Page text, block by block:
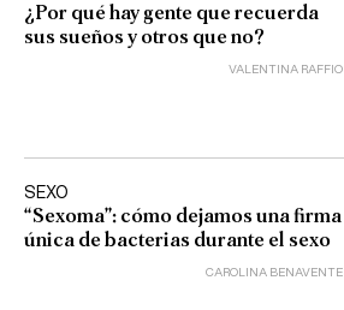
¿Por qué hay gente que recuerda
sus sueños y otros que no?
VALENTINA RAFFIO
SEXO
“Sexoma”: cómo dejamos una firma
única de bacterias durante el sexo
CAROLINA BENAVENTE